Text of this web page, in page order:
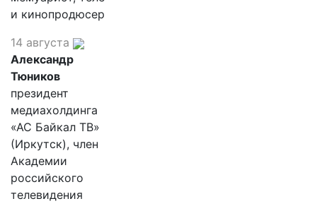
и кинопродюсер
14 августа
Александр
Тюников
президент
медиахолдинга
«АС Байкал ТВ»
(Иркутск), член
Академии
российского
телевидения